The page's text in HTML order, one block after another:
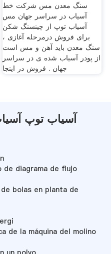
سنگ معدن مس شرکت خط
آسیاب در سراسر جهان مس
آسیاب توپ از چینسنگ شکن
برای فروش درمرحله آغازی ،
سنگ معدن باید آهن و مس است
از پودر آسیاب شده ی در سراسر
جهان . فروش در اینجا
آسیاب توپ
de diagrama de flujo
bolas en planta de
de la máquina del molino